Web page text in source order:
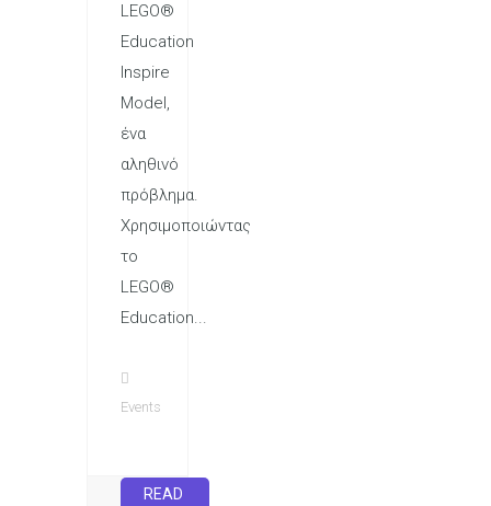
LEGO®
Education
Inspire
Model,
ένα
αληθινό
πρόβλημα.
Χρησιμοποιώντας
το
LEGO®
Education...
Events
READ